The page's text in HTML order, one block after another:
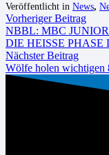
Veröffentlicht in News,
Vorheriger Beitrag
NBBL: MBC
DIE HEISSE PHASE
Nächster Beitrag
Wölfe holen wichtigen